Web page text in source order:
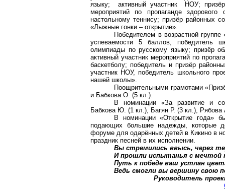
языку;
активный участник
НОУ;
мероприятий по пропаганде здорового
настольному теннису; призёр районных
«Лыжные гонки – открытие».
Победителем в возрастной
успеваемости 5 баллов, победитель
олимпиады по русскому языку; призёр
активный участник мероприятий по
баскетболу; победитель и призёр
участник НОУ, победитель школьного
нашей школы».
Поощрительными грамотами
и Бабкова О. (5 кл.).
В номинации «За развитие и
Бабкова Ю. (1 кл.), Багян Р. (3 кл.),
В номинации «Открытие года»
подающих большие надежды, которые
форуме для одарённых детей в Кикино в
праздник песней в их исполнении.
Вы стремились ввысь, через
И прошли испытанья с мечтой
Путь к победе ваш устлан
Ведь смогли вы вершину свою
Руководитель